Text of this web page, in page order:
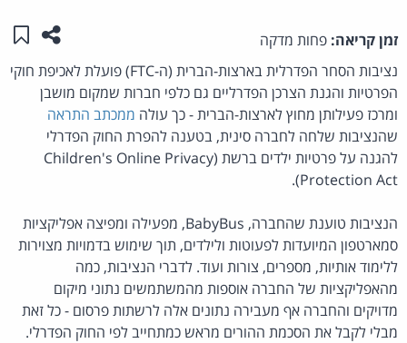
זמן קריאה: פחות מדקה שתפו
נציבות הסחר הפדרלית בארצות-הברית (ה-FTC) פועלת לאכיפת חוקי
הפרטיות והגנת הצרכן הפדרליים גם כלפי חברות שמקום מושבן
ומרכז פעילותן מחוץ לארצות-הברית - כך עולה ממכתב התראה
שהנציבות שלחה לחברה סינית, בטענה להפרת החוק הפדרלי
להגנה על פרטיות ילדים ברשת (Children's Online Privacy
Protection Act).
הנציבות טוענת שהחברה, BabyBus, מפעילה ומפיצה אפליקציות
סמארטפון המיועדות לפעוטות ולילדים, תוך שימוש בדמויות מצוירות
ללימוד אותיות, מספרים, צורות ועוד. לדברי הנציבות, כמה
מהאפליקציות של החברה אוספות מהמשתמשים נתוני מיקום
מדויקים והחברה אף מעבירה נתונים אלה לרשתות פרסום - כל זאת
מבלי לקבל את הסכמת ההורים מראש כמתחייב לפי החוק הפדרלי.